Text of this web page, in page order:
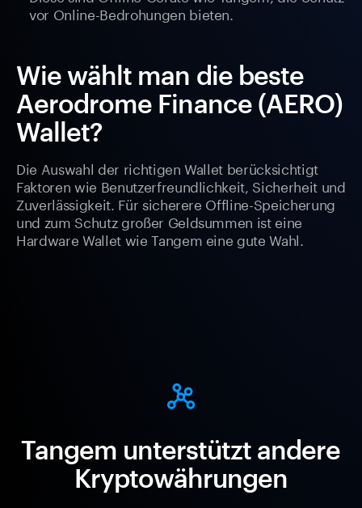
vor Online-Bedrohungen bieten.
Wie wählt man die beste
Aerodrome Finance (AERO)
Wallet?
Die Auswahl der richtigen Wallet berücksichtigt
Faktoren wie Benutzerfreundlichkeit, Sicherheit und
Zuverlässigkeit. Für sicherere Offline-Speicherung
und zum Schutz großer Geldsummen ist eine
Hardware Wallet wie Tangem eine gute Wahl.
Tangem unterstützt andere
Kryptowährungen